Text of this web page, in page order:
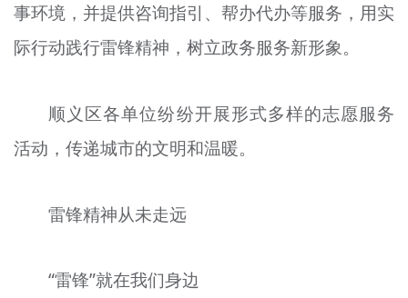
事环境，并提供咨询指引、帮办代办等服务，用实
际行动践行雷锋精神，树立政务服务新形象。
顺义区各单位纷纷开展形式多样的志愿服务
活动，传递城市的文明和温暖。
雷锋精神从未走远
“雷锋”就在我们身边